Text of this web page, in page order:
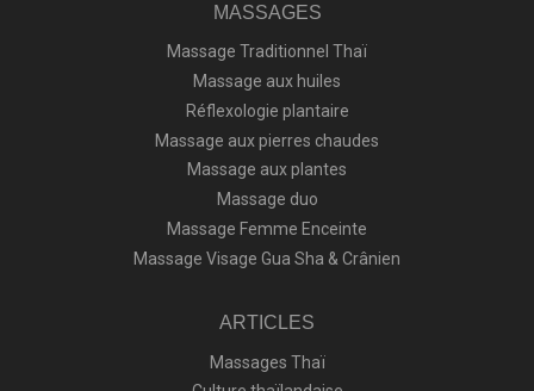
MASSAGES
Massage Traditionnel Thaï
Massage aux huiles
Réflexologie plantaire
Massage aux pierres chaudes
Massage aux plantes
Massage duo
Massage Femme Enceinte
Massage Visage Gua Sha & Crânien
ARTICLES
Massages Thaï